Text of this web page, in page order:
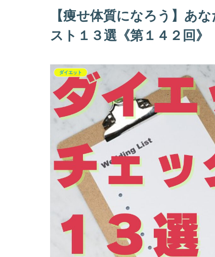
【痩せ体質になろう】あ
スト１３選《第１４２回》
ダイエット